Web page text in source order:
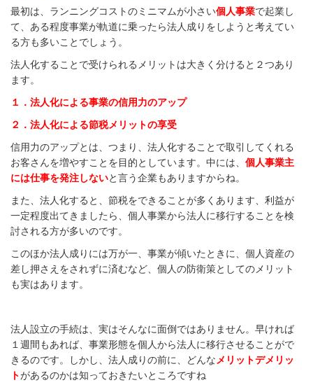
最初は、ランニングコストのミニマムが小さい個人事業で起業し
て、ある程度事業が軌道に乗ったら法人成りをしようと考えてい
る方も多いことでしょう。
法人化することで受けられるメリットは大きく分けると２つあり
ます。
１．法人化による事業の信用力のアップ
２．法人化による節税メリットの享受
信用力のアップとは、つまり、法人化することで取引してくれる
お客さんを増やすことを目的としています。中には、 個人事業主
には仕事を発注しないと言う企業もありますからね。
また、法人化すると、節税をできることが多くあります、利益が
一定程度出てきましたら、個人事業から法人に移行することを検
討される方が多いのです。
このほか法人成りには万が一、事業が傾いたときに、個人資産の
差し押さえをされずに済むなど、個人の防衛策としてのメリット
も実はあります。
法人設立の手続は、実はそんなに面倒ではありません。早ければ
１週間もあれば、事業形態を個人から法人に移行させることがで
きるのです。しかし、法人成りの前に、どんな メリットデメリッ
トがあるのかは知っておきたいところですね